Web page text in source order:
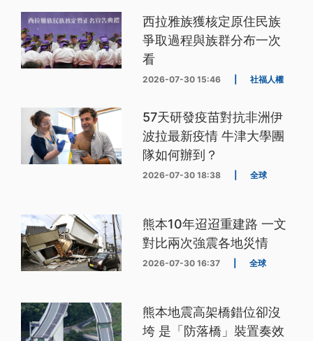
西拉雅族獲核定原住民族
爭取過程與族群分布一次
看
2026-07-30 15:46 社福人權
57天研發疫苗對抗非洲伊
波拉最新疫情 牛津大學團
隊如何辦到？
2026-07-30 18:38 全球
熊本10年迢迢重建路 一文
對比兩次強震各地災情
2026-07-30 16:37 全球
熊本地震高架橋錯位卻沒
垮 是「防落橋」裝置奏效